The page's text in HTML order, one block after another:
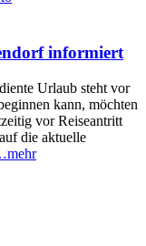
informiert
Urlaub steht vor
kann, möchten
vor Reiseantritt
die aktuelle